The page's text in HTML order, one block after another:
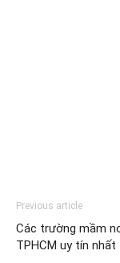
Previous article
Các trường mầm
TPHCM uy tín nhất